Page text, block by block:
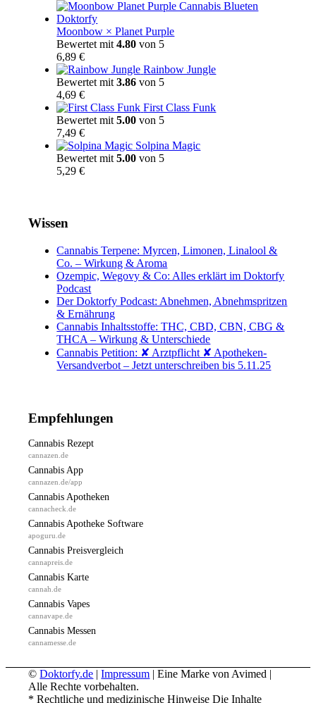
Moonbow × Planet Purple
Bewertet mit4.80 von 5
6,89€
Rainbow Jungle
Bewertet mit3.86 von 5
4,69€
First Class Funk
Bewertet mit5.00 von 5
7,49€
Solpina Magic
Bewertet mit5.00 von 5
5,29€
Wissen
Cannabis Terpene: Myrcen, Limonen, Linalool &
Co. – Wirkung & Aroma
Ozempic, Wegovy & Co: Alles erklärt im Doktorfy
Podcast
Der Doktorfy Podcast: Abnehmen, Abnehmspritzen
& Ernährung
Cannabis Inhaltsstoffe: THC, CBD, CBN, CBG &
THCA – Wirkung & Unterschiede
Cannabis Petition: ✘ Arztpflicht ✘ Apotheken-
Versandverbot – Jetzt unterschreiben bis 5.11.25
Empfehlungen
Cannabis Rezept
cannazen.de
Cannabis App
cannazen.de/app
Cannabis Apotheken
cannacheck.de
Cannabis Apotheke Software
apoguru.de
Cannabis Preisvergleich
cannapreis.de
Cannabis Karte
cannah.de
Cannabis Vapes
cannavape.de
Cannabis Messen
cannamesse.de
©Doktorfy.de |Impressum | Eine Marke von Avimed |
Alle Rechte vorbehalten.
* Rechtliche und medizinische Hinweise Die Inhalte